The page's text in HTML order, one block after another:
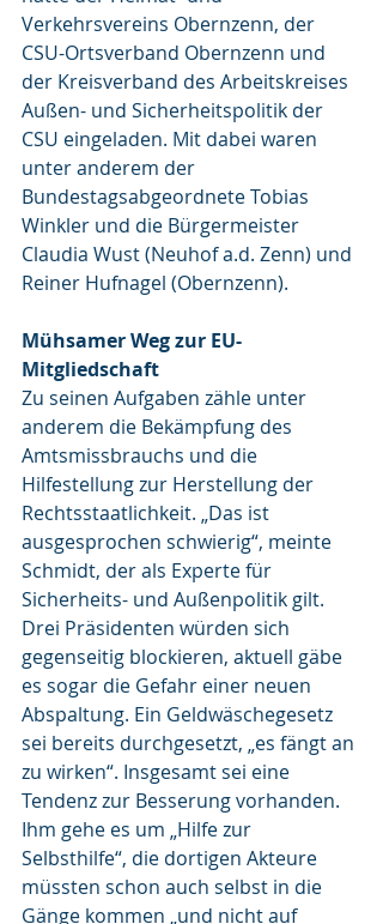
Verkehrsvereins Obernzenn, der
CSU-Ortsverband Obernzenn und
der Kreisverband des Arbeitskreises
Außen- und Sicherheitspolitik der
CSU eingeladen. Mit dabei waren
unter anderem der
Bundestagsabgeordnete Tobias
Winkler und die Bürgermeister
Claudia Wust (Neuhof a.d. Zenn) und
Reiner Hufnagel (Obernzenn).
Mühsamer Weg zur EU-
Mitgliedschaft
Zu seinen Aufgaben zähle unter
anderem die Bekämpfung des
Amtsmissbrauchs und die
Hilfestellung zur Herstellung der
Rechtsstaatlichkeit. „Das ist
ausgesprochen schwierig“, meinte
Schmidt, der als Experte für
Sicherheits- und Außenpolitik gilt.
Drei Präsidenten würden sich
gegenseitig blockieren, aktuell gäbe
es sogar die Gefahr einer neuen
Abspaltung. Ein Geldwäschegesetz
sei bereits durchgesetzt, „es fängt an
zu wirken“. Insgesamt sei eine
Tendenz zur Besserung vorhanden.
Ihm gehe es um „Hilfe zur
Selbsthilfe“, die dortigen Akteure
müssten schon auch selbst in die
Gänge kommen „und nicht auf